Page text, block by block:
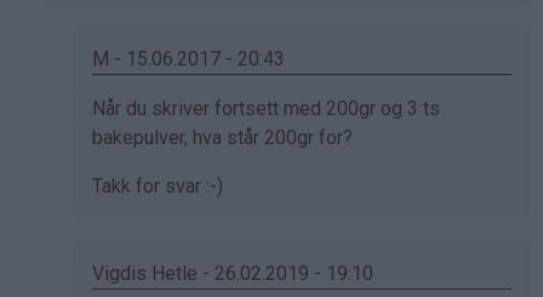
M - 15.06.2017 - 20:43
Som
svar
av
sandanger
Når du skriver fortsett med 200gr og 3 ts
bakepulver, hva står 200gr for?
Takk for svar :-)
Vigdis Hetle - 26.02.2019 - 19:10